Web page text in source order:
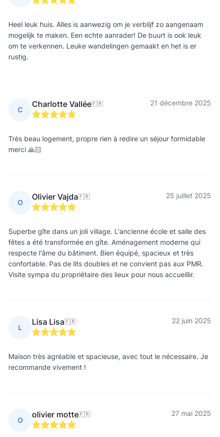
Heel leuk huis. Alles is aanwezig om je verblijf zo aangenaam
mogelijk te maken. Een echte aanrader! De buurt is ook leuk
om te verkennen. Leuke wandelingen gemaakt en het is er
rustig.
C
Charlotte Vallée🇫🇷 21 décembre 2025
Très beau logement, propre rien à redire un séjour formidable
merci 🙏🏻
O
Olivier Vajda🇫🇷 25 juillet 2025
Superbe gîte dans un joli village. L'ancienne école et salle des
fêtes a été transformée en gîte. Aménagement moderne qui
respecte l'âme du bâtiment. Bien équipé, spacieux et très
confortable. Pas de lits doubles et ne convient pas aux PMR.
Visite sympa du propriétaire des lieux pour nous accueillir.
L
Lisa Lisa🇫🇷 22 juin 2025
Maison très agréable et spacieuse, avec tout le nécessaire. Je
recommande vivement !
O
olivier motte🇫🇷 27 mai 2025